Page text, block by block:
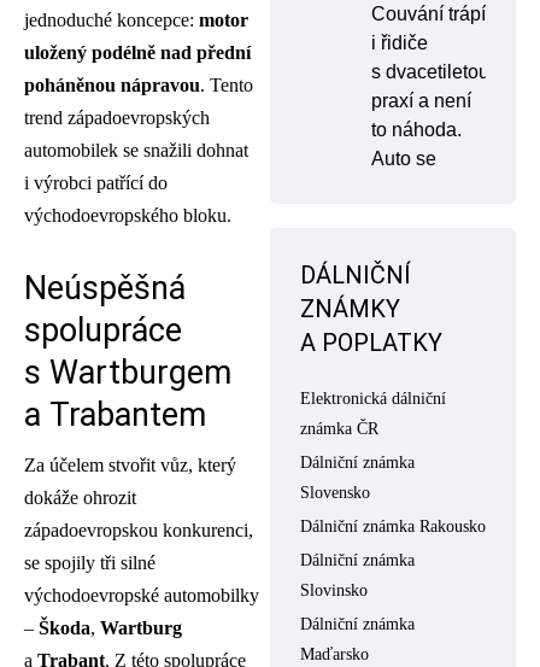
jednoduché koncepce: motor
uložený podélně nad přední
poháněnou nápravou. Tento
trend západoevropských
automobilek se snažili dohnat
i výrobci patřící do
východoevropského bloku.
Neúspěšná
spolupráce
s Wartburgem
a Trabantem
Za účelem stvořit vůz, který
dokáže ohrozit
západoevropskou konkurenci,
se spojily tři silné
východoevropské automobilky
– Škoda, Wartburg
a Trabant. Z této spolupráce
Couvání trápí
i řidiče
s dvacetiletou
praxí a není
to náhoda.
Auto se
DÁLNIČNÍ
ZNÁMKY
A POPLATKY
Elektronická dálniční
známka ČR
Dálniční známka
Slovensko
Dálniční známka Rakousko
Dálniční známka
Slovinsko
Dálniční známka
Maďarsko